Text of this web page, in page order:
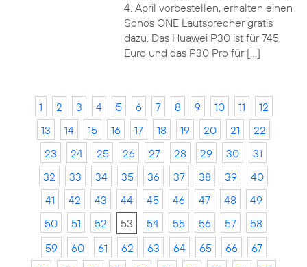
4. April vorbestellen, erhalten einen
Sonos ONE Lautsprecher gratis
dazu. Das Huawei P30 ist für 745
Euro und das P30 Pro für […]
1 2 3 4 5 6 7 8 9 10 11
12
13
14 15 16 17 18 19 20 21
22
23
24 25 26 27 28 29 30
31
32
33 34 35 36 37 38 39
40
41
42 43 44 45 46 47 48
49
50
51 52 53 54 55 56 57
58
59
60 61 62 63 64 65 66
67